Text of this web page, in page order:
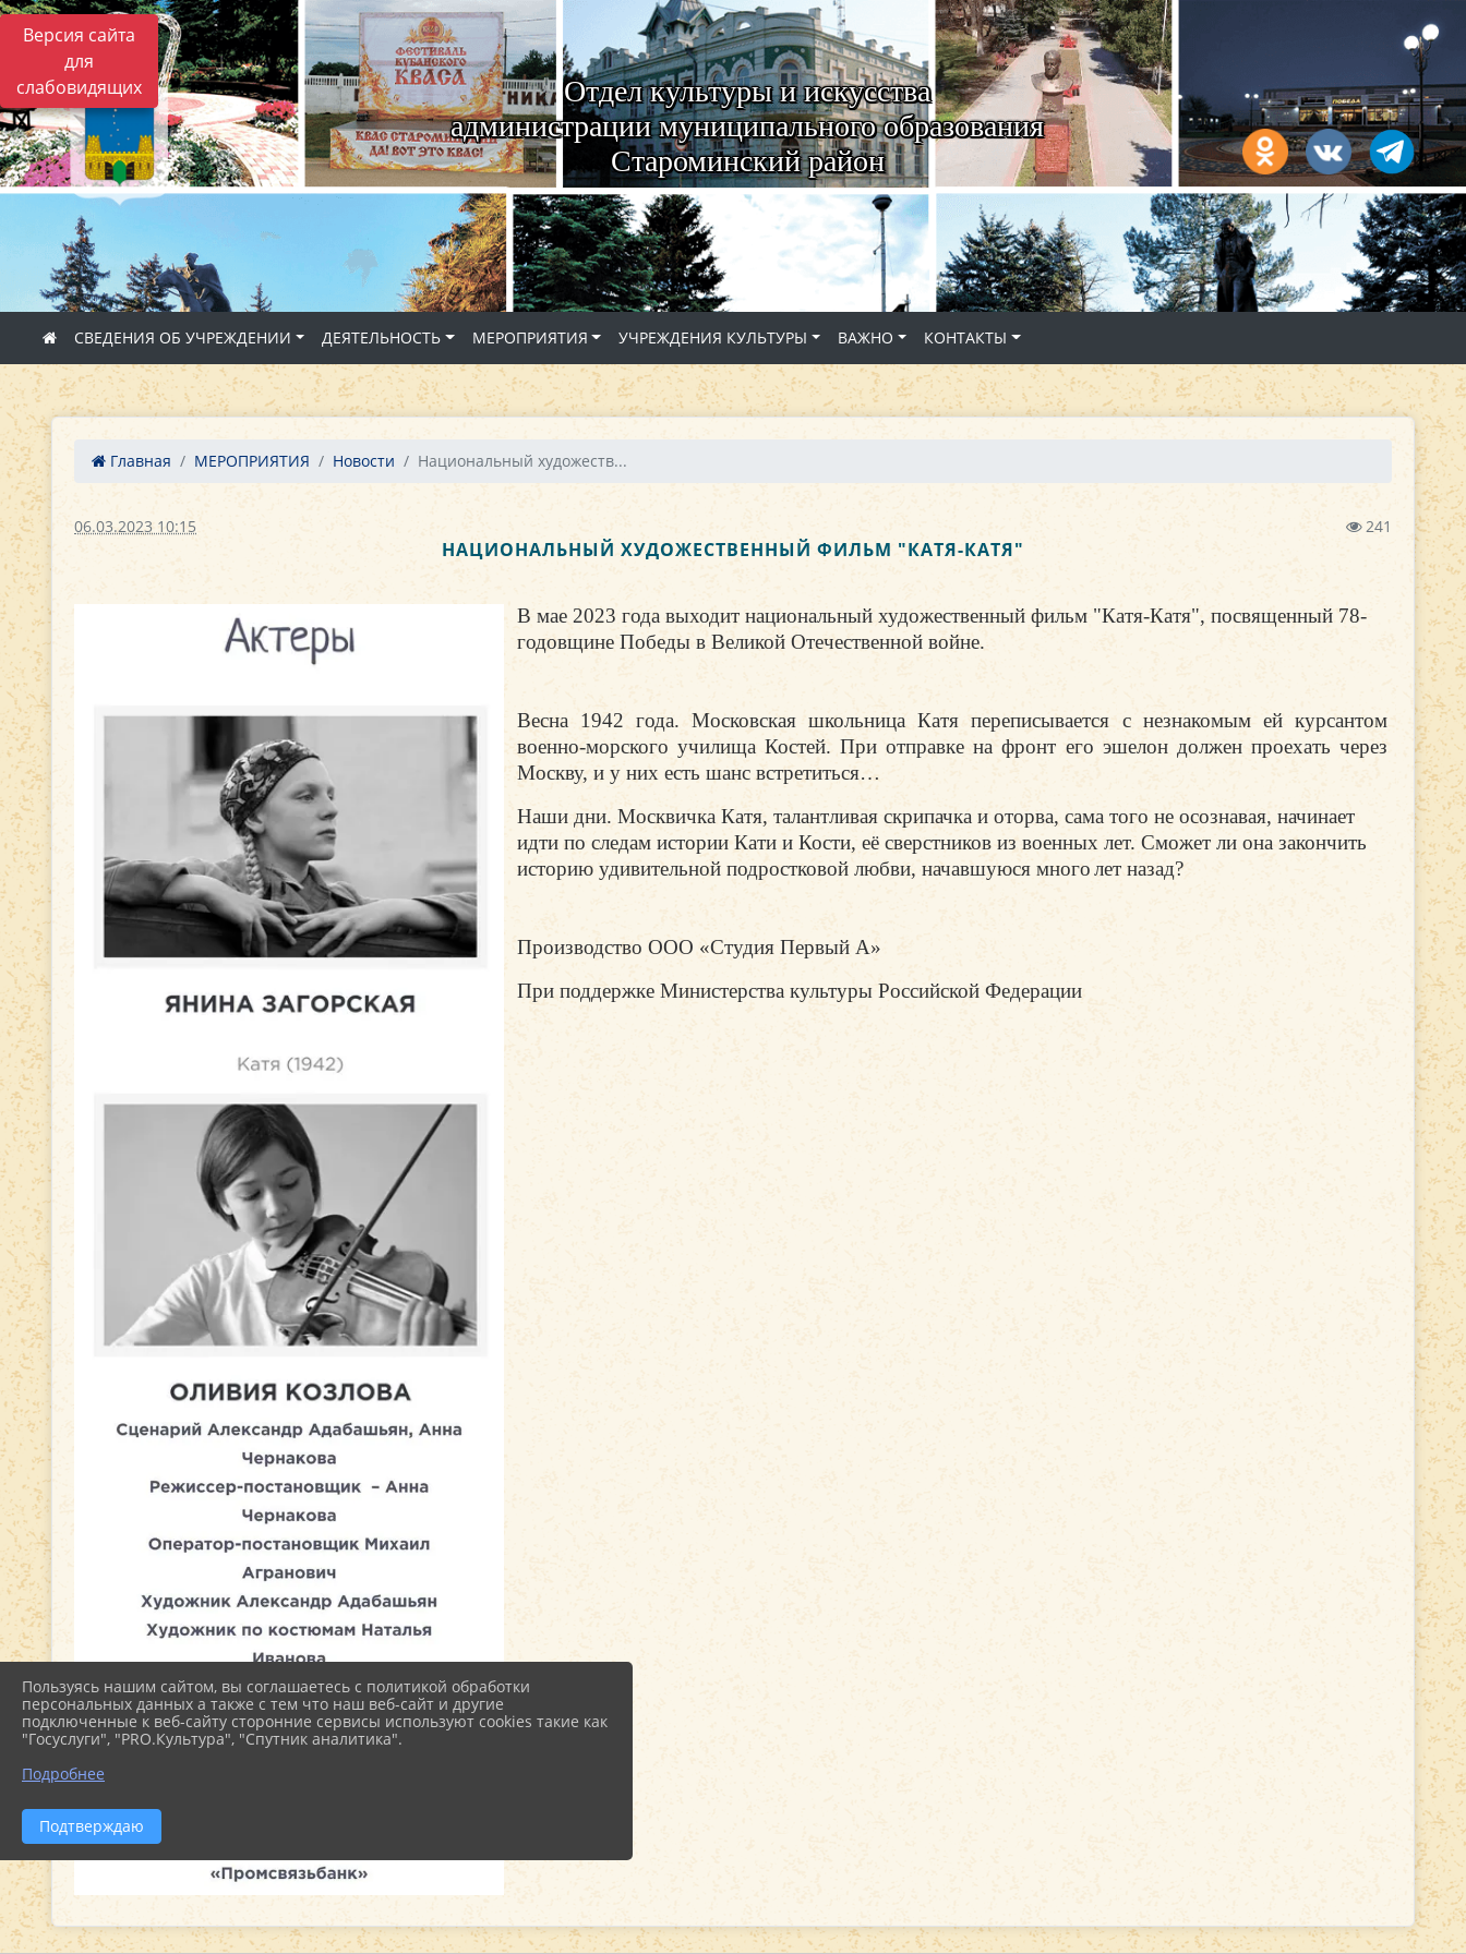
Версия сайта
для
слабовидящих
Отдел культуры и искусства
администрации муниципального образования
Староминский район
СВЕДЕНИЯ ОБ УЧРЕЖДЕНИИ ДЕЯТЕЛЬНОСТЬ МЕРОПРИЯТИЯ УЧРЕЖДЕНИЯ КУЛЬТУРЫ ВАЖНО КОНТАКТЫ
Главная МЕРОПРИЯТИЯ Новости Национальный художеств...
06.03.2023 10:15 241
НАЦИОНАЛЬНЫЙ ХУДОЖЕСТВЕННЫЙ ФИЛЬМ "КАТЯ-КАТЯ"
В мае 2023 года выходит национальный художественный фильм "Катя-Катя", посвященный 78-
годовщине Победы в Великой Отечественной войне.
Весна 1942 года. Московская школьница Катя переписывается с незнакомым ей курсантом
военно-морского училища Костей. При отправке на фронт его эшелон должен проехать через
Москву, и у них есть шанс встретиться…
Наши дни. Москвичка Катя, талантливая скрипачка и оторва, сама того не осознавая, начинает
идти по следам истории Кати и Кости, её сверстников из военных лет. Сможет ли она закончить
историю удивительной подростковой любви, начавшуюся многолет назад?
Производство ООО «Студия Первый А»
При поддержке Министерства культуры Российской Федерации
Пользуясь нашим сайтом, вы соглашаетесь с политикой обработки
персональных данных а также с тем что наш веб-сайт и другие
подключенные к веб-сайту сторонние сервисы используют cookies такие как
"Госуслуги", "PRO.Культура", "Спутник аналитика".
Подробнее
Подтверждаю